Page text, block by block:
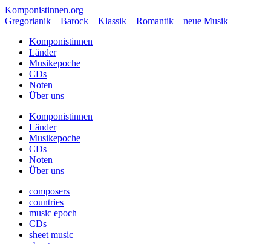
Komponistinnen.org
Gregorianik – Barock – Klassik – Romantik – neue Musik
Komponistinnen
Länder
Musikepoche
CDs
Noten
Über uns
Komponistinnen
Länder
Musikepoche
CDs
Noten
Über uns
composers
countries
music epoch
CDs
sheet music